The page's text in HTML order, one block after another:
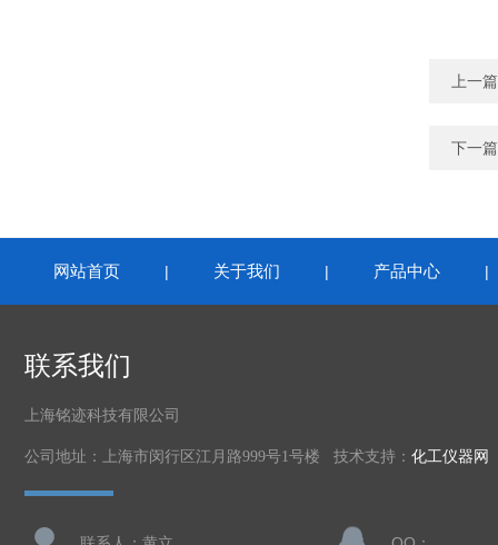
上一
下一
网站首页 | 关于我们 | 产品中心
联系我们
上海铭迹科技有限公司
公司地址：上海市闵行区江月路999号1号楼 技术支持： 化工仪器网